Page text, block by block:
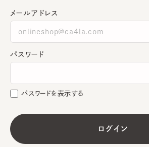
メールアドレス
パスワード
パスワードを表示する